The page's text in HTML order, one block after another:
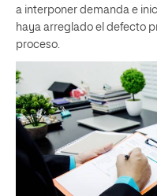
a interponer demanda e
haya arreglado el defecto
proceso.